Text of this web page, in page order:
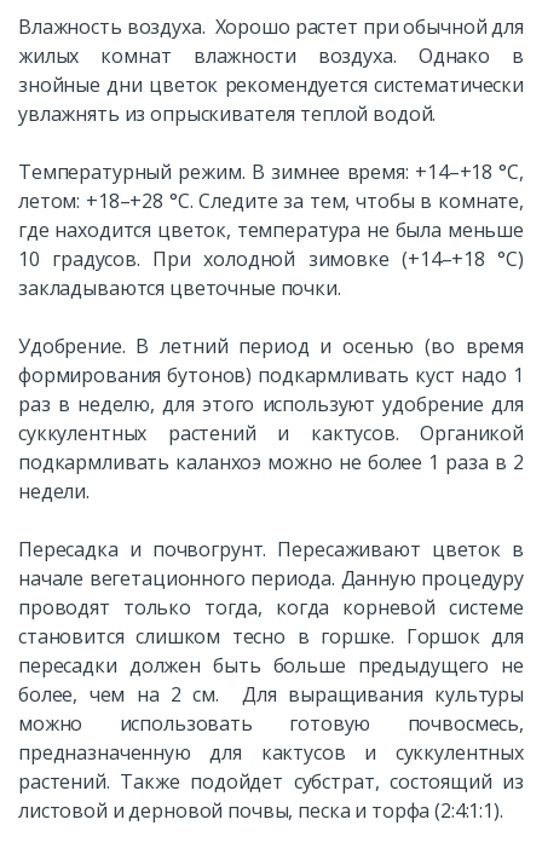
Влажность воздуха. Хорошо растет при обычной для
жилых комнат влажности воздуха. Однако в
знойные дни цветок рекомендуется систематически
увлажнять из опрыскивателя теплой водой.
Температурный режим. В зимнее время: +14–+18 °C,
летом: +18–+28 °C. Следите за тем, чтобы в комнате,
где находится цветок, температура не была меньше
10 градусов. При холодной зимовке (+14–+18 °C)
закладываются цветочные почки.
Удобрение. В летний период и осенью (во время
формирования бутонов) подкармливать куст надо 1
раз в неделю, для этого используют удобрение для
суккулентных растений и кактусов. Органикой
подкармливать каланхоэ можно не более 1 раза в 2
недели.
Пересадка и почвогрунт. Пересаживают цветок в
начале вегетационного периода. Данную процедуру
проводят только тогда, когда корневой системе
становится слишком тесно в горшке. Горшок для
пересадки должен быть больше предыдущего не
более, чем на 2 см. Для выращивания культуры
можно использовать готовую почвосмесь,
предназначенную для кактусов и суккулентных
растений. Также подойдет субстрат, состоящий из
листовой и дерновой почвы, песка и торфа (2:4:1:1).